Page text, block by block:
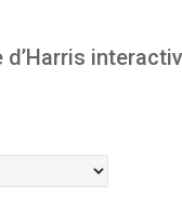
d’Harris